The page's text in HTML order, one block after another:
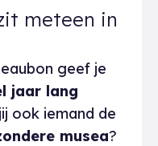
meteen in
geef je
jaar lang
ook iemand de
musea?